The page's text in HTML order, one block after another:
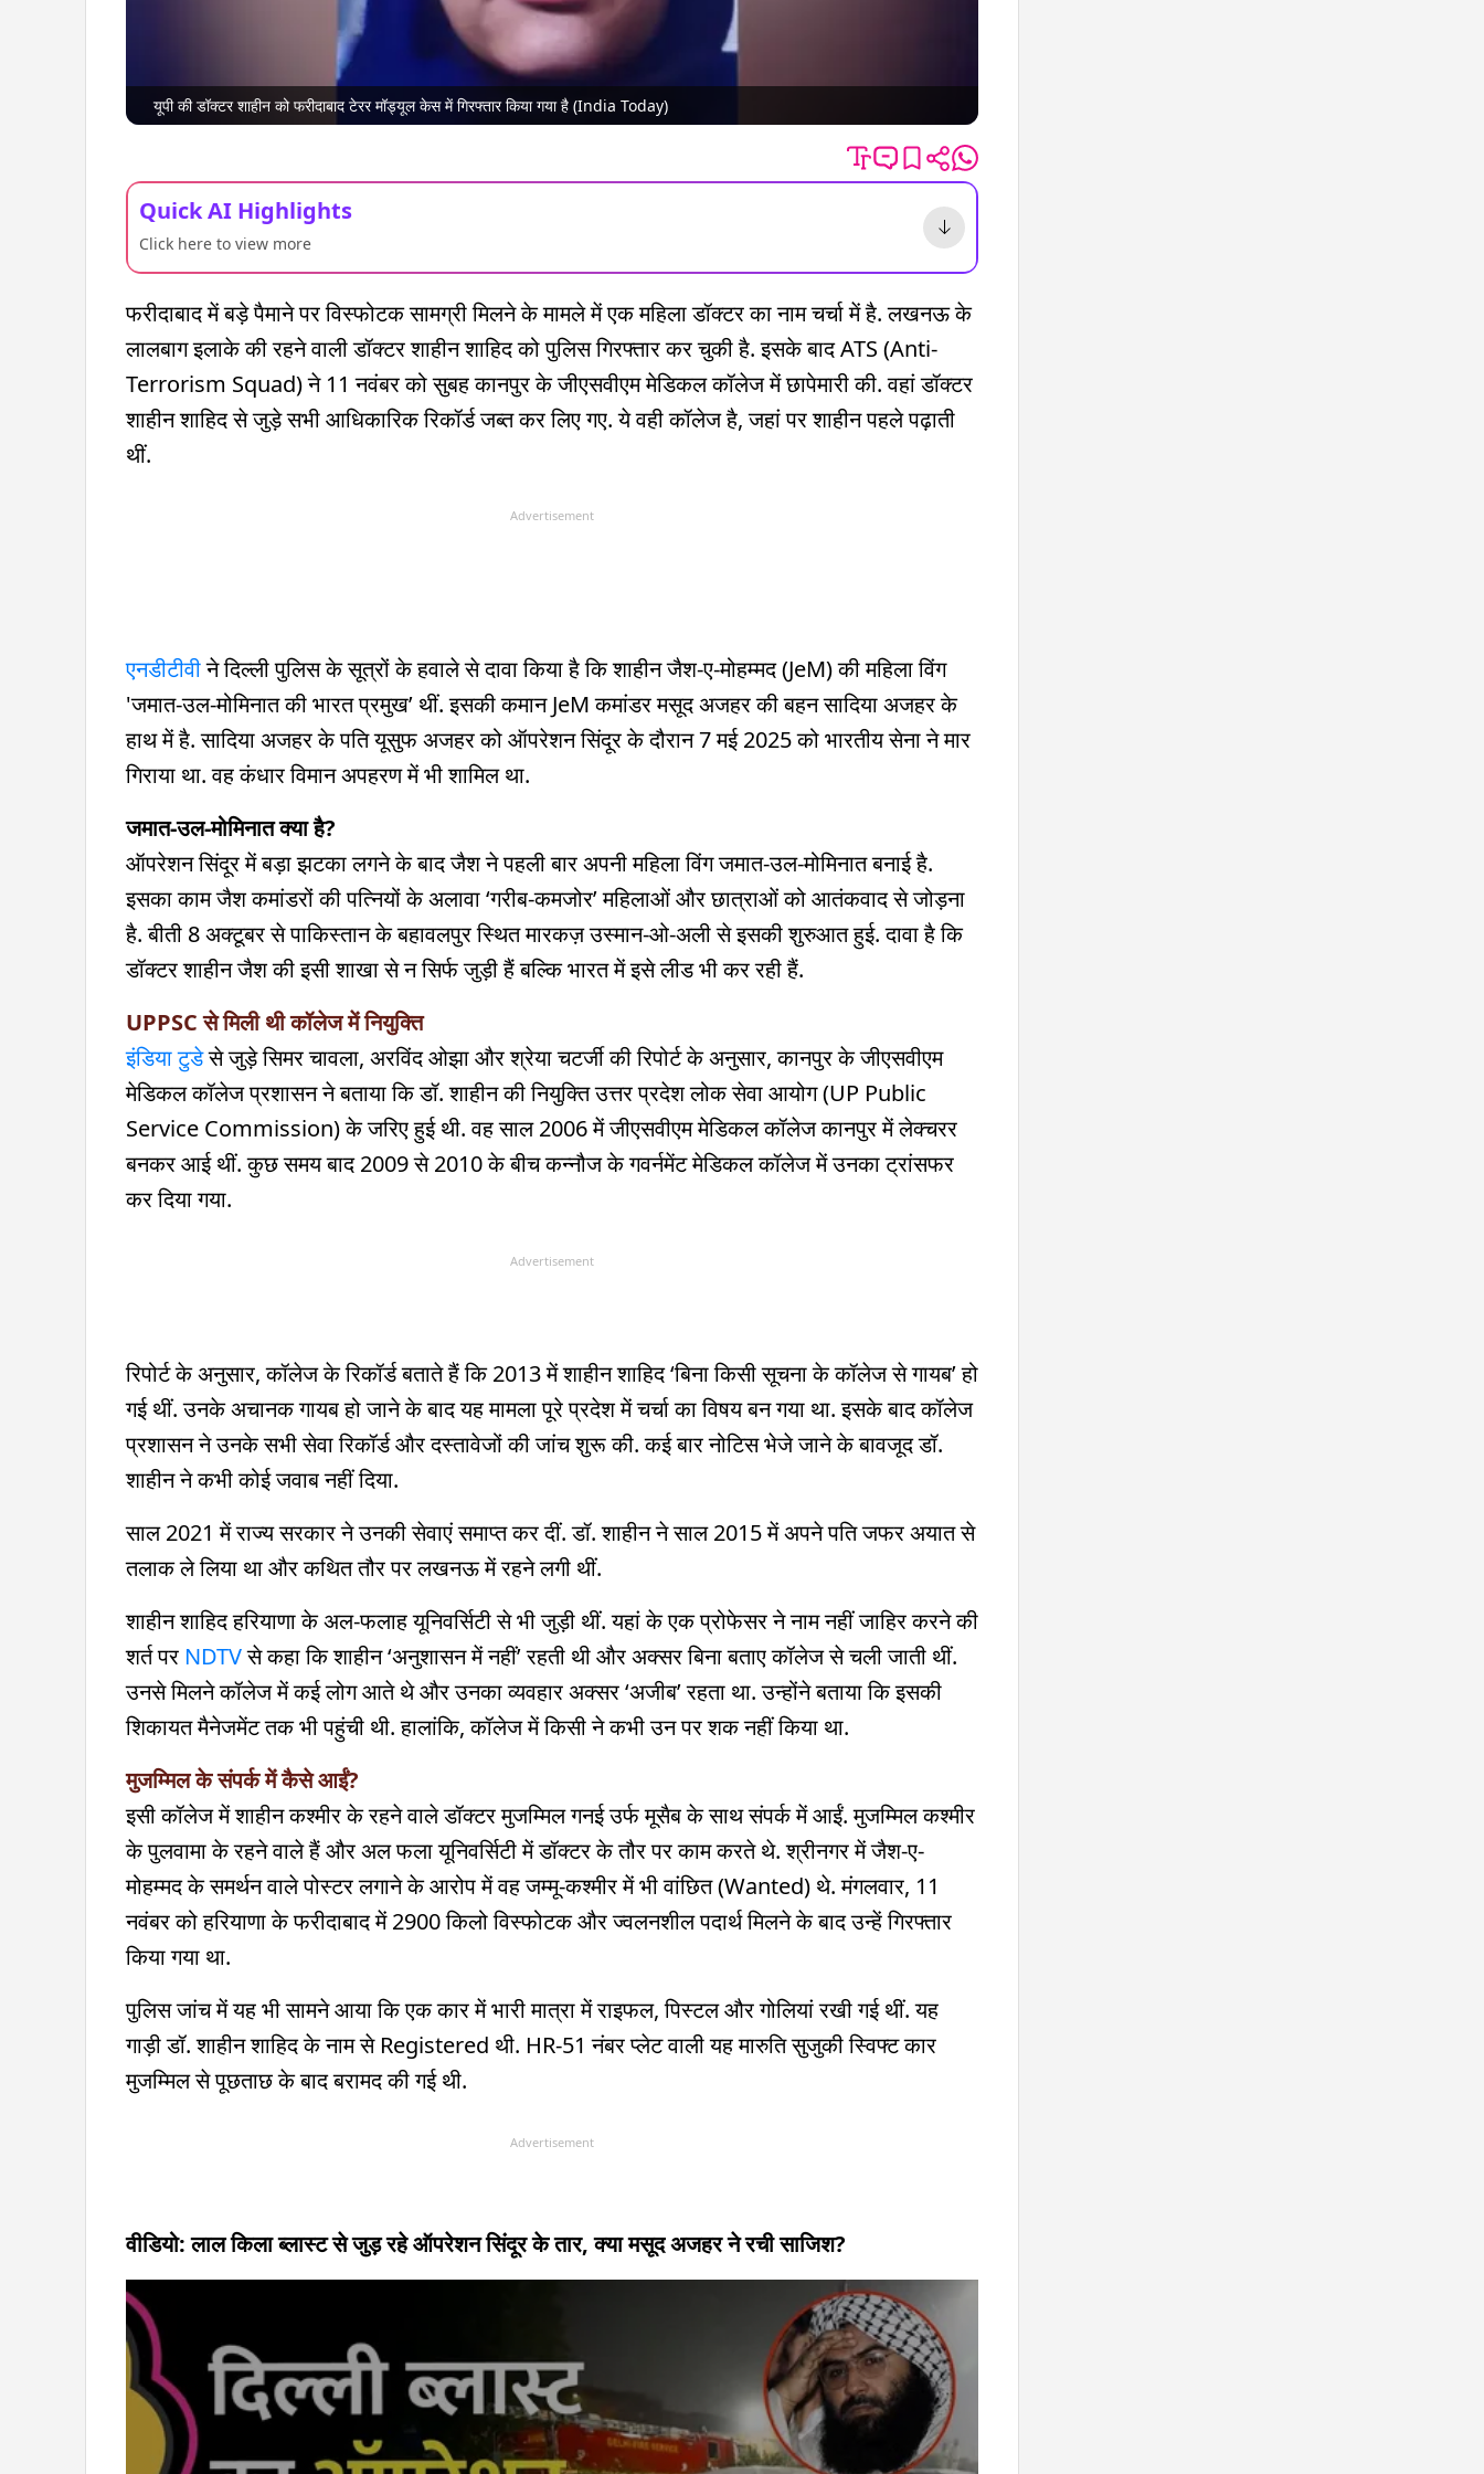
यूपी की डॉक्टर शाहीन को फरीदाबाद टेरर मॉड्यूल केस में गिरफ्तार किया गया है (India Today)
Quick AI Highlights
Click here to view more
फरीदाबाद में बड़े पैमाने पर विस्फोटक सामग्री मिलने के मामले में एक महिला डॉक्टर का नाम चर्चा में है. लखनऊ के
लालबाग इलाके की रहने वाली डॉक्टर शाहीन शाहिद को पुलिस गिरफ्तार कर चुकी है. इसके बाद ATS (Anti-
Terrorism Squad) ने 11 नवंबर को सुबह कानपुर के जीएसवीएम मेडिकल कॉलेज में छापेमारी की. वहां डॉक्टर
शाहीन शाहिद से जुड़े सभी आधिकारिक रिकॉर्ड जब्त कर लिए गए. ये वही कॉलेज है, जहां पर शाहीन पहले पढ़ाती
थीं.
Advertisement
एनडीटीवीने दिल्ली पुलिस के सूत्रों के हवाले से दावा किया है कि शाहीन जैश-ए-मोहम्मद (JeM) की महिला विंग
'जमात-उल-मोमिनात की भारत प्रमुख’ थीं. इसकी कमान JeM कमांडर मसूद अजहर की बहन सादिया अजहर के
हाथ में है. सादिया अजहर के पति यूसुफ अजहर को ऑपरेशन सिंदूर के दौरान 7 मई 2025 को भारतीय सेना ने मार
गिराया था. वह कंधार विमान अपहरण में भी शामिल था.
जमात-उल-मोमिनात क्या है?
ऑपरेशन सिंदूर में बड़ा झटका लगने के बाद जैश ने पहली बार अपनी महिला विंग जमात-उल-मोमिनात बनाई है.
इसका काम जैश कमांडरों की पत्नियों के अलावा ‘गरीब-कमजोर’ महिलाओं और छात्राओं को आतंकवाद से जोड़ना
है. बीती 8 अक्टूबर से पाकिस्तान के बहावलपुर स्थित मारकज़ उस्मान-ओ-अली से इसकी शुरुआत हुई. दावा है कि
डॉक्टर शाहीन जैश की इसी शाखा से न सिर्फ जुड़ी हैं बल्कि भारत में इसे लीड भी कर रही हैं.
UPPSC से मिली थी कॉलेज में नियुक्ति
इंडिया टुडेसे जुड़े सिमर चावला, अरविंद ओझा और श्रेया चटर्जी की रिपोर्ट के अनुसार, कानपुर के जीएसवीएम
मेडिकल कॉलेज प्रशासन ने बताया कि डॉ. शाहीन की नियुक्ति उत्तर प्रदेश लोक सेवा आयोग (UP Public
Service Commission) के जरिए हुई थी. वह साल 2006 में जीएसवीएम मेडिकल कॉलेज कानपुर में लेक्चरर
बनकर आई थीं. कुछ समय बाद 2009 से 2010 के बीच कन्नौज के गवर्नमेंट मेडिकल कॉलेज में उनका ट्रांसफर
कर दिया गया.
Advertisement
रिपोर्ट के अनुसार, कॉलेज के रिकॉर्ड बताते हैं कि 2013 में शाहीन शाहिद ‘बिना किसी सूचना के कॉलेज से गायब’ हो
गई थीं. उनके अचानक गायब हो जाने के बाद यह मामला पूरे प्रदेश में चर्चा का विषय बन गया था. इसके बाद कॉलेज
प्रशासन ने उनके सभी सेवा रिकॉर्ड और दस्तावेजों की जांच शुरू की. कई बार नोटिस भेजे जाने के बावजूद डॉ.
शाहीन ने कभी कोई जवाब नहीं दिया.
साल 2021 में राज्य सरकार ने उनकी सेवाएं समाप्त कर दीं. डॉ. शाहीन ने साल 2015 में अपने पति जफर अयात से
तलाक ले लिया था और कथित तौर पर लखनऊ में रहने लगी थीं.
शाहीन शाहिद हरियाणा के अल-फलाह यूनिवर्सिटी से भी जुड़ी थीं. यहां के एक प्रोफेसर ने नाम नहीं जाहिर करने की
शर्त पर NDTVसे कहा कि शाहीन ‘अनुशासन में नहीं’ रहती थी और अक्सर बिना बताए कॉलेज से चली जाती थीं.
उनसे मिलने कॉलेज में कई लोग आते थे और उनका व्यवहार अक्सर ‘अजीब’ रहता था. उन्होंने बताया कि इसकी
शिकायत मैनेजमेंट तक भी पहुंची थी. हालांकि, कॉलेज में किसी ने कभी उन पर शक नहीं किया था.
मुजम्मिल के संपर्क में कैसे आईं?
इसी कॉलेज में शाहीन कश्मीर के रहने वाले डॉक्टर मुजम्मिल गनई उर्फ मूसैब के साथ संपर्क में आईं. मुजम्मिल कश्मीर
के पुलवामा के रहने वाले हैं और अल फला यूनिवर्सिटी में डॉक्टर के तौर पर काम करते थे. श्रीनगर में जैश-ए-
मोहम्मद के समर्थन वाले पोस्टर लगाने के आरोप में वह जम्मू-कश्मीर में भी वांछित (Wanted) थे. मंगलवार, 11
नवंबर को हरियाणा के फरीदाबाद में 2900 किलो विस्फोटक और ज्वलनशील पदार्थ मिलने के बाद उन्हें गिरफ्तार
किया गया था.
पुलिस जांच में यह भी सामने आया कि एक कार में भारी मात्रा में राइफल, पिस्टल और गोलियां रखी गई थीं. यह
गाड़ी डॉ. शाहीन शाहिद के नाम से Registered थी. HR-51 नंबर प्लेट वाली यह मारुति सुजुकी स्विफ्ट कार
मुजम्मिल से पूछताछ के बाद बरामद की गई थी.
Advertisement
वीडियो: लाल किला ब्लास्ट से जुड़ रहे ऑपरेशन सिंदूर के तार, क्या मसूद अजहर ने रची साजिश?